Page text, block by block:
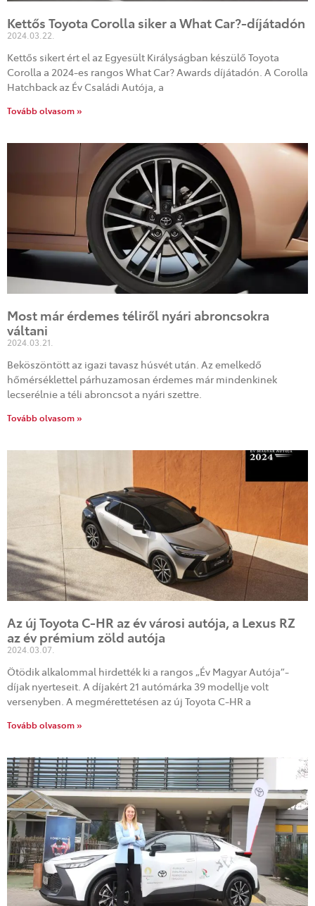
Kettős Toyota Corolla siker a What Car?-díjátadón
2024.03.22.
Kettős sikert ért el az Egyesült Királyságban készülő Toyota
Corolla a 2024-es rangos What Car? Awards díjátadón. A Corolla
Hatchback az Év Családi Autója, a
Tovább olvasom »
Most már érdemes téliről nyári abroncsokra
váltani
2024.03.21.
Beköszöntött az igazi tavasz húsvét után. Az emelkedő
hőmérséklettel párhuzamosan érdemes már mindenkinek
lecserélnie a téli abroncsot a nyári szettre.
Tovább olvasom »
Az új Toyota C-HR az év városi autója, a Lexus RZ
az év prémium zöld autója
2024.03.07.
Ötödik alkalommal hirdették ki a rangos „Év Magyar Autója”-
díjak nyerteseit. A díjakért 21 autómárka 39 modellje volt
versenyben. A megmérettetésen az új Toyota C-HR a
Tovább olvasom »